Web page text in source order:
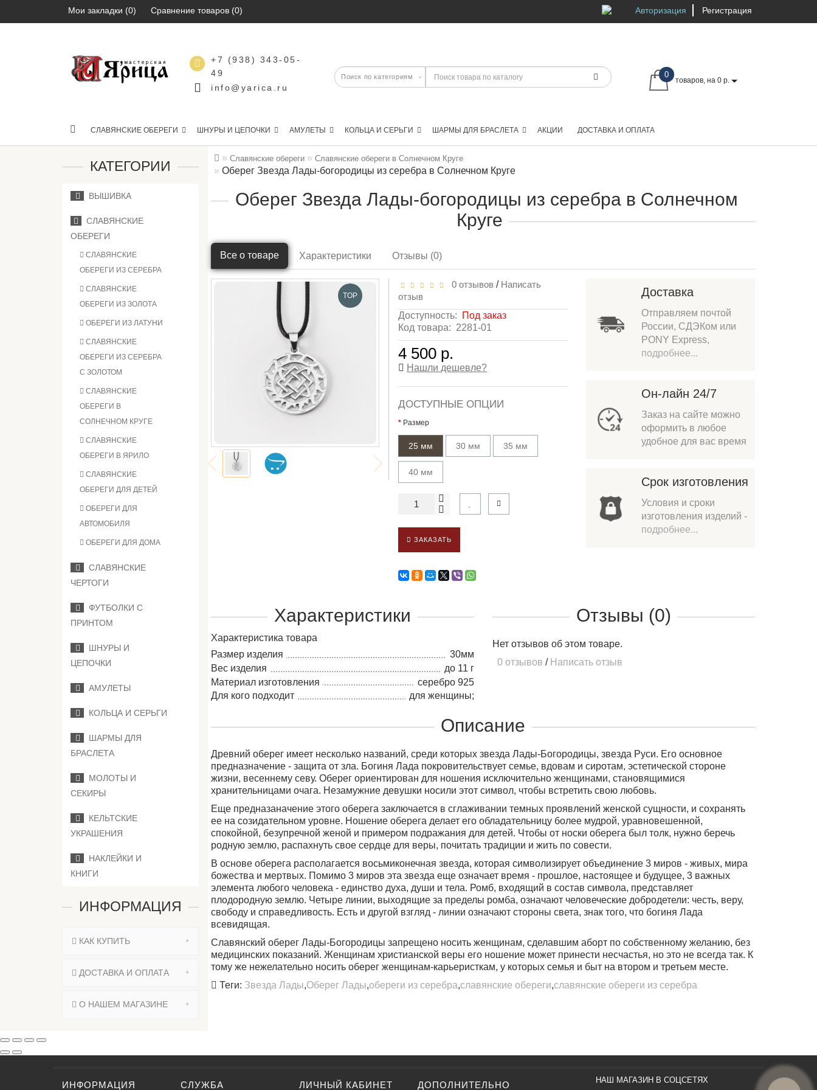
Мои закладки (0) Сравнение товаров (0) Авторизация Регистрация
+7 (938) 343-05-
49
info@yarica.ru
0
товаров, на 0 р.
СЛАВЯНСКИЕ ОБЕРЕГИ ШНУРЫ И ЦЕПОЧКИ АМУЛЕТЫ КОЛЬЦА И СЕРЬГИ ШАРМЫ ДЛЯ БРАСЛЕТА АКЦИИ ДОСТАВКА И ОПЛАТА
КАТЕГОРИИ
ВЫШИВКА
СЛАВЯНСКИЕ
ОБЕРЕГИ
СЛАВЯНСКИЕ
ОБЕРЕГИ ИЗ СЕРЕБРА
СЛАВЯНСКИЕ
ОБЕРЕГИ ИЗ ЗОЛОТА
ОБЕРЕГИ ИЗ ЛАТУНИ
СЛАВЯНСКИЕ
ОБЕРЕГИ ИЗ СЕРЕБРА
С ЗОЛОТОМ
СЛАВЯНСКИЕ
ОБЕРЕГИ В
СОЛНЕЧНОМ КРУГЕ
СЛАВЯНСКИЕ
ОБЕРЕГИ В ЯРИЛО
СЛАВЯНСКИЕ
ОБЕРЕГИ ДЛЯ ДЕТЕЙ
ОБЕРЕГИ ДЛЯ
АВТОМОБИЛЯ
ОБЕРЕГИ ДЛЯ ДОМА
СЛАВЯНСКИЕ
ЧЕРТОГИ
ФУТБОЛКИ С
ПРИНТОМ
ШНУРЫ И
ЦЕПОЧКИ
АМУЛЕТЫ
КОЛЬЦА И СЕРЬГИ
ШАРМЫ ДЛЯ
БРАСЛЕТА
МОЛОТЫ И
СЕКИРЫ
КЕЛЬТСКИЕ
УКРАШЕНИЯ
НАКЛЕЙКИ И
КНИГИ
ИНФОРМАЦИЯ
КАК КУПИТЬ
ДОСТАВКА И ОПЛАТА
О НАШЕМ МАГАЗИНЕ
Славянские обереги Славянские обереги в Солнечном Круге
Оберег Звезда Лады-богородицы из серебра в Солнечном Круге
Оберег Звезда Лады-богородицы из серебра в Солнечном
Круге
Все о товаре Характеристики Отзывы (0)
TOP
0 отзывов / Написать
отзыв
Доступность: Под заказ
Код товара: 2281-01
4 500 р.
Нашли дешевле?
ДОСТУПНЫЕ ОПЦИИ
Размер
25 мм 30 мм 35 мм
40 мм
ЗАКАЗАТЬ
Доставка
Отправляем почтой
России, СДЭКом или
PONY Express,
подробнее...
Он-лайн 24/7
Заказ на сайте можно
оформить в любое
удобное для вас время
Срок изготовления
Условия и сроки
изготовления изделий -
подробнее...
Характеристики
Характеристика товара
Размер изделия
30мм
Вес изделия
до 11 г
Материал изготовления
серебро 925
Для кого подходит
для женщины;
Отзывы (0)
Нет отзывов об этом товаре.
0 отзывов / Написать отзыв
Описание
Древний оберег имеет несколько названий, среди которых звезда Лады-Богородицы, звезда Руси. Его основное
предназначение - защита от зла. Богиня Лада покровительствует семье, вдовам и сиротам, эстетической стороне
жизни, весеннему севу.Оберег ориентирован для ношения исключительно женщинами, становящимися
хранительницами очага. Незамужние девушки носили этот символ, чтобы встретить свою любовь.
Еще предназаначение этого оберега заключается в сглаживании темных проявлений женской сущности, и сохранять
ее на созидательном уровне. Ношение оберега делает его обладательницу более мудрой, уравновешенной,
спокойной, безупречной женой и примером подражания для детей. Чтобы от носки оберега был толк, нужно беречь
родную землю, распахнуть свое сердце для веры, почитать традиции и жить по совести.
В основе оберега располагается восьмиконечная звезда, которая символизирует объединение 3 миров - живых, мира
божества и мертвых. Помимо 3 миров эта звезда еще означает время - прошлое, настоящее и будущее, 3 важных
элемента любого человека - единство духа, души и тела. Ромб, входящий в состав символа, представляет
плодородную землю. Четыре линии, выходящие за пределы ромба, означают человеческие добродетели: честь, веру,
свободу и справедливость. Есть и другой взгляд - линии означают стороны света, знак того, что богиня Лада
всевидящая.
Славянский оберег Лады-Богородицы запрещено носить женщинам, сделавшим аборт по собственному желанию, без
медицинских показаний. Женщинам христианской веры его ношение может принести несчастья, но это не всегда так. К
тому же нежелательно носить оберег женщинам-карьеристкам, у которых семья и быт на втором и третьем месте.
Теги: Звезда Лады,Оберег Лады,обереги из серебра,славянские обереги,славянские обереги из серебра
ИНФОРМАЦИЯ
СЛУЖБА
ЛИЧНЫЙ КАБИНЕТ ДОПОЛНИТЕЛЬНО НАШ МАГАЗИН В СОЦСЕТЯХ